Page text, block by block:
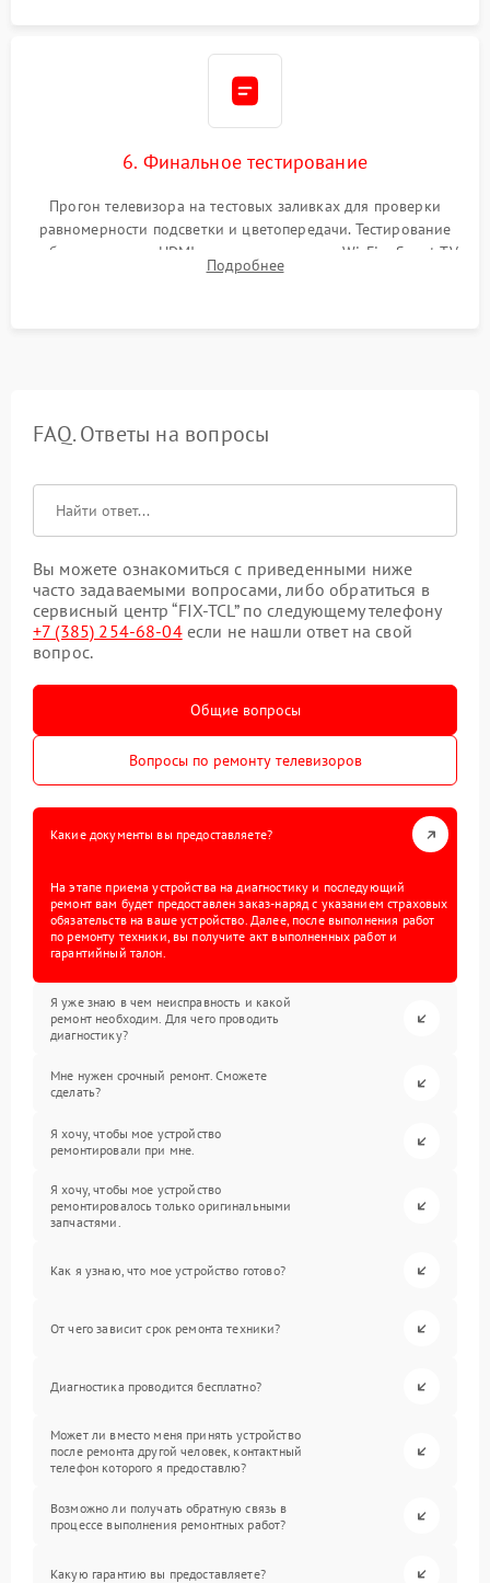
6. Финальное тестирование
Прогон телевизора на тестовых заливках для проверки
равномерности подсветки и цветопередачи. Тестирование
работы разъемов HDMI, динамиков, модуля Wi-Fi и Smart TV
в рабочем режиме в течение нескольких часов.
Подробнее
FAQ. Ответы на вопросы
Вы можете ознакомиться с приведенными ниже
часто задаваемыми вопросами, либо обратиться в
сервисный центр “FIX-TCL” по следующему телефону
+7 (385) 254-68-04если не нашли ответ на свой
вопрос.
Общие вопросы
Вопросы по ремонту телевизоров
Какие документы вы предоставляете?
На этапе приема устройства на диагностику и последующий
ремонт вам будет предоставлен заказ-наряд с указанием страховых
обязательств на ваше устройство. Далее, после выполнения работ
по ремонту техники, вы получите акт выполненных работ и
гарантийный талон.
Я уже знаю в чем неисправность и какой
ремонт необходим. Для чего проводить
диагностику?
Мне нужен срочный ремонт. Сможете
сделать?
Я хочу, чтобы мое устройство
ремонтировали при мне.
Я хочу, чтобы мое устройство
ремонтировалось только оригинальными
запчастями.
Как я узнаю, что мое устройство готово?
От чего зависит срок ремонта техники?
Диагностика проводится бесплатно?
Может ли вместо меня принять устройство
после ремонта другой человек, контактный
телефон которого я предоставлю?
Возможно ли получать обратную связь в
процессе выполнения ремонтных работ?
Какую гарантию вы предоставляете?